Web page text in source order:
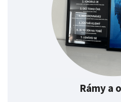
Rámy a